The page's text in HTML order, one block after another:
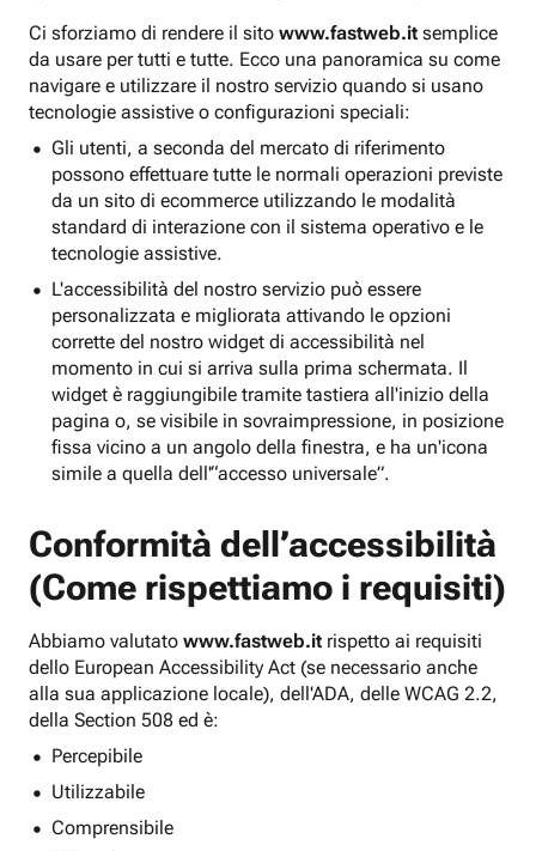
Ci sforziamo di rendere il sito www.fastweb.it semplice
da usare per tutti e tutte. Ecco una panoramica su come
navigare e utilizzare il nostro servizio quando si usano
tecnologie assistive o configurazioni speciali:
Gli utenti, a seconda del mercato di riferimento
possono effettuare tutte le normali operazioni previste
da un sito di ecommerce utilizzando le modalità
standard di interazione con il sistema operativo e le
tecnologie assistive.
L'accessibilità del nostro servizio può essere
personalizzata e migliorata attivando le opzioni
corrette del nostro widget di accessibilità nel
momento in cui si arriva sulla prima schermata. Il
widget è raggiungibile tramite tastiera all'inizio della
pagina o, se visibile in sovraimpressione, in posizione
fissa vicino a un angolo della finestra, e ha un'icona
simile a quella dell'“accesso universale”.
Conformità dell’accessibilità
(Come rispettiamo i requisiti)
Abbiamo valutato www.fastweb.it rispetto ai requisiti
dello European Accessibility Act (se necessario anche
alla sua applicazione locale), dell'ADA, delle WCAG 2.2,
della Section 508 ed è:
Percepibile
Utilizzabile
Comprensibile